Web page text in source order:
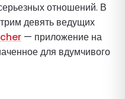
отношений. В
девять ведущих
— приложение на
для вдумчивого